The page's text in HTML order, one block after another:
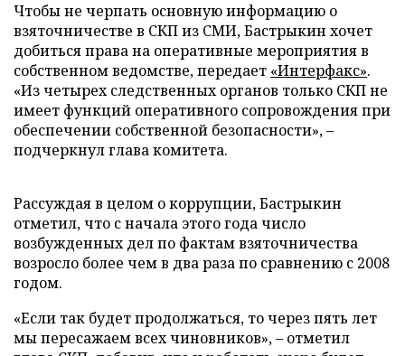
Чтобы не черпать основную информацию о
взяточничестве в СКП из СМИ, Бастрыкин хочет
добиться права на оперативные мероприятия в
собственном ведомстве, передает «Интерфакс».
«Из четырех следственных органов только СКП не
имеет функций оперативного сопровождения при
обеспечении собственной безопасности», –
подчеркнул глава комитета.
Рассуждая в целом о коррупции, Бастрыкин
отметил, что с начала этого года число
возбужденных дел по фактам взяточничества
возросло более чем в два раза по сравнению с 2008
годом.
«Если так будет продолжаться, то через пять лет
мы пересажаем всех чиновников», – отметил